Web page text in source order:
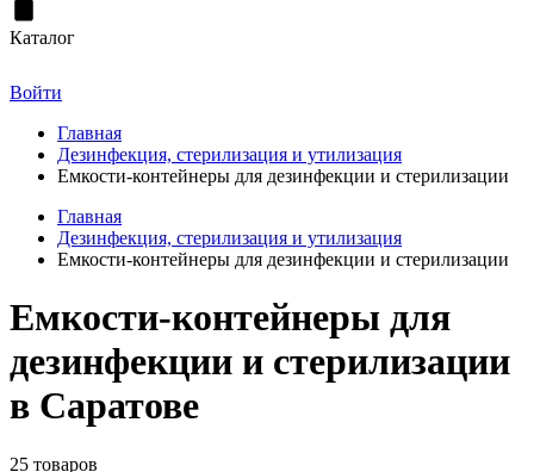
Каталог
Войти
Главная
Дезинфекция, стерилизация и утилизация
Емкости-контейнеры для дезинфекции и стерилизации
Главная
Дезинфекция, стерилизация и утилизация
Емкости-контейнеры для дезинфекции и стерилизации
Емкости-контейнеры для
дезинфекции и стерилизации
в Саратове
25 товаров